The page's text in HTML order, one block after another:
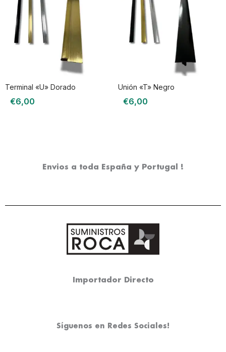
Terminal «U» Dorado
€6,00
Unión «T» Negro
€6,00
Envios a toda España y Portugal !
Importador Directo
Síguenos en Redes Sociales!